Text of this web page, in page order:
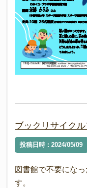
ブックリサイク
投稿日時 : 2024/05/09
図書館で不要にな
す。